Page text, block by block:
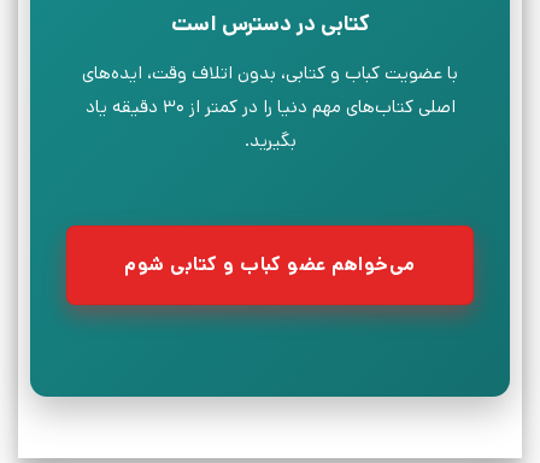
کتابی در دسترس است
با عضویت کباب و کتابی، بدون اتلاف وقت، ایده‌های
اصلی کتاب‌های مهم دنیا را در کمتر از ۳۰ دقیقه یاد
بگیرید.
می‌خواهم عضو کباب و کتابی شوم